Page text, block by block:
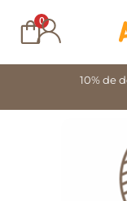
contenido
0
10% de